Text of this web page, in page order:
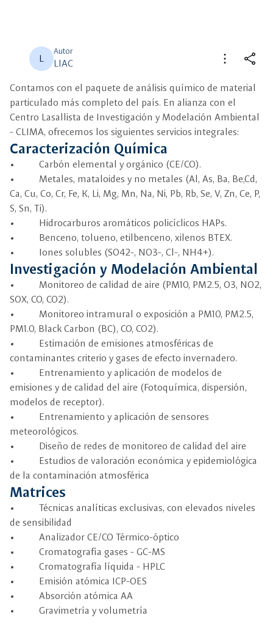
L
Autor
LIAC more_vert share
Compartir close
Seleccione un filtro close
descriptionDescripción
view_carouselMultimedia
Contamos con el paquete de análisis químico de material
particulado más completo del país. En alianza con el
Centro Lasallista de Investigación y Modelación Ambiental
- CLIMA, ofrecemos los siguientes servicios integrales:
Caracterización Química
• Carbón elemental y orgánico (CE/CO).
• Metales, mataloides y no metales (Al, As, Ba, Be,Cd,
Ca, Cu, Co, Cr, Fe, K, Li, Mg, Mn, Na, Ni, Pb, Rb, Se, V, Zn, Ce, P,
S, Sn, Ti).
• Hidrocarburos aromáticos policíclicos HAPs.
• Benceno, tolueno, etilbenceno, xilenos BTEX.
• Iones solubles (SO42-, NO3-, Cl-, NH4+).
Investigación y Modelación Ambiental
• Monitoreo de calidad de aire (PM10, PM2.5, O3, NO2,
SOX, CO, CO2).
• Monitoreo intramural o exposición a PM10, PM2.5,
PM1.0, Black Carbon (BC), CO, CO2).
• Estimación de emisiones atmosféricas de
contaminantes criterio y gases de efecto invernadero.
• Entrenamiento y aplicación de modelos de
emisiones y de calidad del aire (Fotoquímica, dispersión,
modelos de receptor).
• Entrenamiento y aplicación de sensores
meteorológicos.
• Diseño de redes de monitoreo de calidad del aire
• Estudios de valoración económica y epidemiológica
de la contaminación atmosférica
Matrices
• Técnicas analíticas exclusivas, con elevados niveles
de sensibilidad
• Analizador CE/CO Térmico-óptico
• Cromatografía gases - GC-MS
• Cromatografía líquida - HPLC
• Emisión atómica ICP-OES
• Absorción atómica AA
• Gravimetría y volumetría